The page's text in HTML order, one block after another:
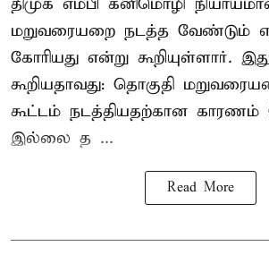
மறுவரையறை நடத்த வேண்டும்
கோரியது என்று கூறியுள்ளார்.
கூறியதாவது: தொகுதி
கூட்டம் நடத்தியதற்கான காரணம்
இல்லை த ...
Read More